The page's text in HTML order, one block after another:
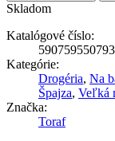
Skladom
Katalógové číslo:
Kategórie:
Drogéria, Na
Špajza, Veľká
Značka:
Toraf